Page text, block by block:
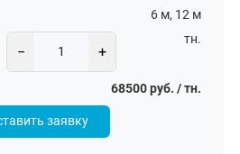
6 м, 12 м
− +
тн.
68500 руб. / тн.
заявку